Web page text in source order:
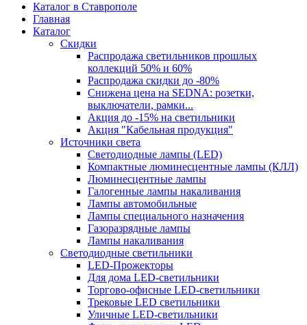
Каталог в Ставрополе
Главная
Каталог
Скидки
Распродажа светильников прошлых
коллекций 50% и 60%
Распродажа скидки до -80%
Cнижена цена на SEDNA: розетки,
выключатели, рамки...
Акция до -15% на светильники
Акция "Кабельная продукция"
Источники света
Светодиодные лампы (LED)
Компактные люминесцентные лампы (КЛЛ)
Люминесцентные лампы
Галогенные лампы накаливания
Лампы автомобильные
Лампы специального назначения
Газоразрядные лампы
Лампы накаливания
Светодиодные светильники
LED-Прожекторы
Для дома LED-светильники
Торгово-офисные LED-светильники
Трековые LED светильники
Уличные LED-светильники